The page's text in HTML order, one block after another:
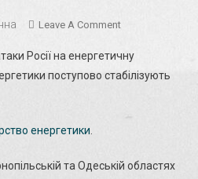
Leave A CommentOn
У
Рівненській,
Тривають
Росії на енергетичну
поступово стабілізують
енергетики
та Одеській областях